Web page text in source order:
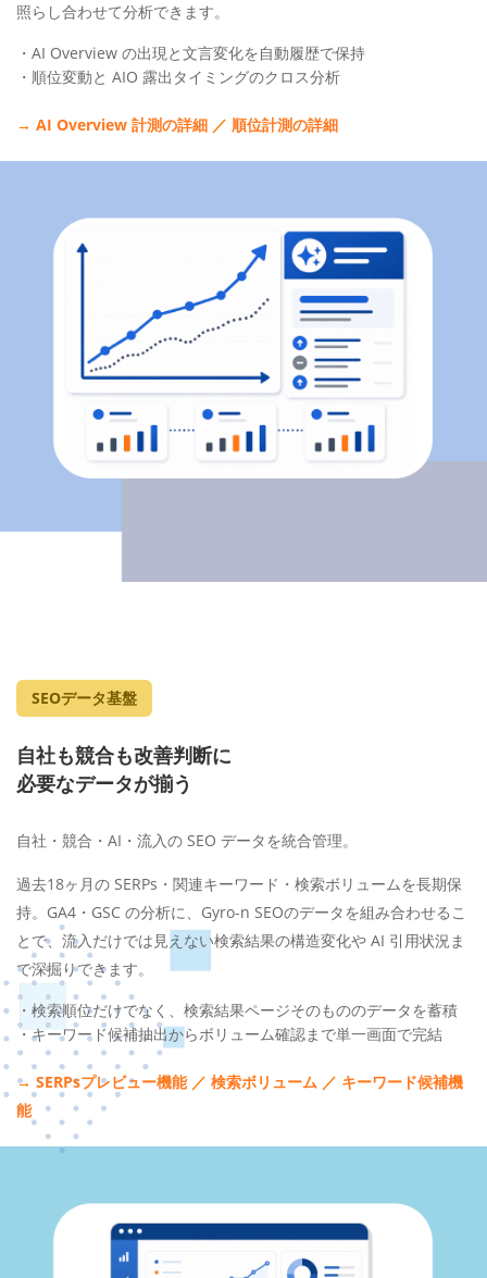
照らし合わせて分析できます。
・AI Overview の出現と文言変化を自動履歴で保持
・順位変動と AIO 露出タイミングのクロス分析
→ AI Overview 計測の詳細 ／ 順位計測の詳細
SEOデータ基盤
自社も競合も改善判断に
必要なデータが揃う
自社・競合・AI・流入の SEO データを統合管理。
過去18ヶ月の SERPs・関連キーワード・検索ボリュームを長期保
持。GA4・GSC の分析に、Gyro-n SEOのデータを組み合わせるこ
とで、流入だけでは見えない検索結果の構造変化や AI 引用状況ま
で深掘りできます。
・検索順位だけでなく、検索結果ページそのもののデータを蓄積
・キーワード候補抽出からボリューム確認まで単一画面で完結
→ SERPsプレビュー機能／ 検索ボリューム ／ キーワード候補機
能